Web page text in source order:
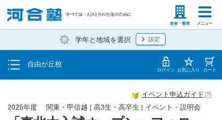
校舎・教室 メニュー
塾生の方 高等学校の先生
学年と地域を選択 設定
自由が丘校
トップ
地図・アクセス ログイン お気に入り カート
2025年度 関東・甲信越 | 高3生・高卒生 | イベント・説明会
イベント申込ガイド